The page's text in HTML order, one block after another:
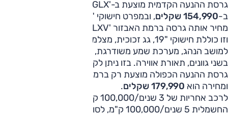
ב-154,990 שקלים
, ובמפרט חישוקי "18, מפתח חכם ועוד.
מחיר אותה גרסה ברמת האבזור 'GLXV' הוא
וזו כוללת חישוקי "19, גג זכוכית, מצלמות היקפיות, תפעול מושב
למושב הנהג, מערכת שמע משודרגת, ריפוד משולב דמוי עור
בשני גוונים, תאורת אווירה. בזו ניתן לקבל גם צביעה דו-גונית.
גרסת ההנעה הכפולה מוצעת רק ברמת האבזור הגבוהה יותר
ומחירה הוא 179,990 שקלים
.
לרכב אחריות של 3 שנים/100,000 ק"מ, למערכת ההנעה